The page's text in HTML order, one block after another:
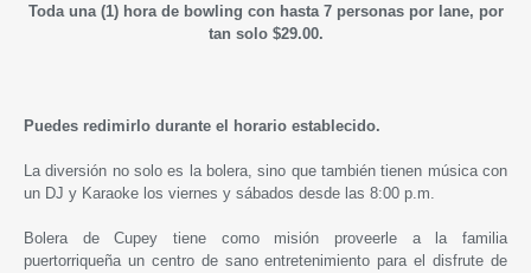
Toda una (1) hora de bowling con hasta 7 personas por lane, por
tan solo $29.00.
Puedes redimirlo durante el horario establecido.
La diversión no solo es la bolera, sino que también tienen música con
un DJ y Karaoke los viernes y sábados desde las 8:00 p.m.
Bolera de Cupey tiene como misión proveerle a la familia
puertorriqueña un centro de sano entretenimiento para el disfrute de